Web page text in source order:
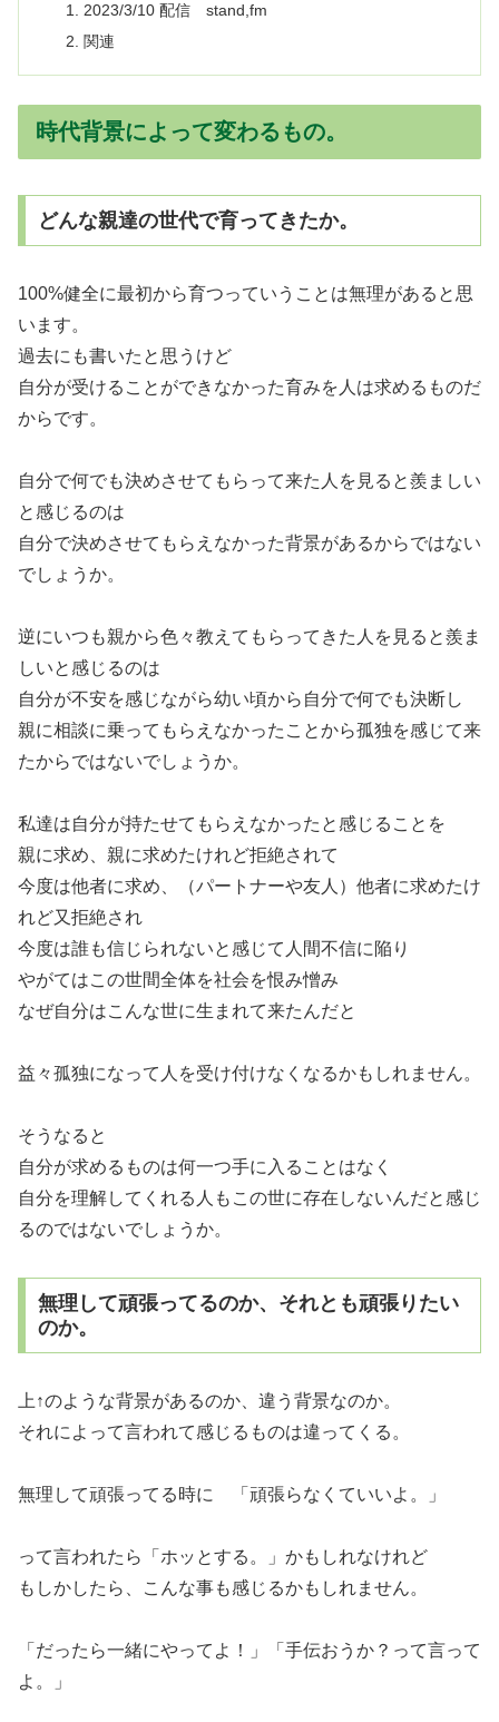
2023/3/10 配信 stand,fm
関連
時代背景によって変わるもの。
どんな親達の世代で育ってきたか。
100%健全に最初から育つっていうことは無理があると思
います。
過去にも書いたと思うけど
自分が受けることができなかった育みを人は求めるものだ
からです。
自分で何でも決めさせてもらって来た人を見ると羨ましい
と感じるのは
自分で決めさせてもらえなかった背景があるからではない
でしょうか。
逆にいつも親から色々教えてもらってきた人を見ると羨ま
しいと感じるのは
自分が不安を感じながら幼い頃から自分で何でも決断し
親に相談に乗ってもらえなかったことから孤独を感じて来
たからではないでしょうか。
私達は自分が持たせてもらえなかったと感じることを
親に求め、親に求めたけれど拒絶されて
今度は他者に求め、（パートナーや友人）他者に求めたけ
れど又拒絶され
今度は誰も信じられないと感じて人間不信に陥り
やがてはこの世間全体を社会を恨み憎み
なぜ自分はこんな世に生まれて来たんだと
益々孤独になって人を受け付けなくなるかもしれません。
そうなると
自分が求めるものは何一つ手に入ることはなく
自分を理解してくれる人もこの世に存在しないんだと感じ
るのではないでしょうか。
無理して頑張ってるのか、それとも頑張りたい
のか。
上↑のような背景があるのか、違う背景なのか。
それによって言われて感じるものは違ってくる。
無理して頑張ってる時に 「頑張らなくていいよ。」
って言われたら「ホッとする。」かもしれなけれど
もしかしたら、こんな事も感じるかもしれません。
「だったら一緒にやってよ！」「手伝おうか？って言って
よ。」